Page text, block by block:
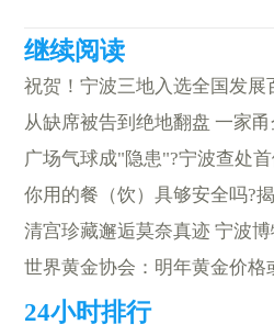
祝贺！宁波三地入选全国发展
从缺席被告到绝地翻盘 一家
广场气球成"隐患"?宁波查处
你用的餐（饮）具够安全吗?
清宫珍藏邂逅莫奈真迹 宁波
世界黄金协会：明年黄金价格